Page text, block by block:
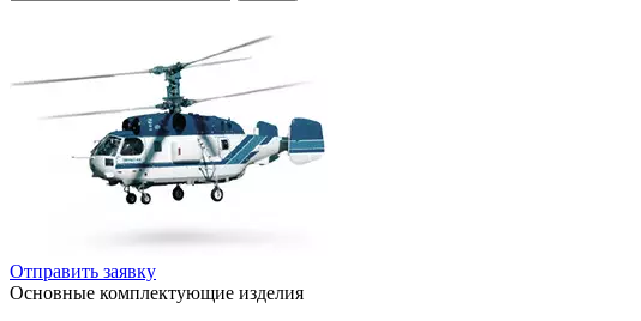
Отправить заявку
Основные комплектующие изделия